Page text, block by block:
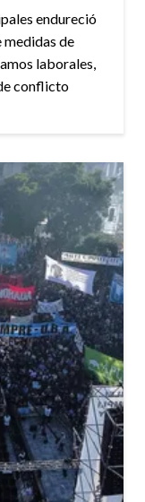
endureció
medidas de
laborales,
conflicto